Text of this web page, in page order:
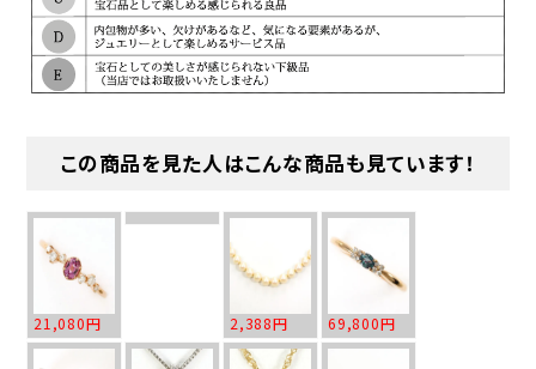
この商品を見た人はこんな商品も見ています！
21,080円 2,388円 69,800円